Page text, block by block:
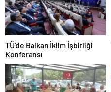
TÜ’de Balkan İklim İşbirliği
Konferansı